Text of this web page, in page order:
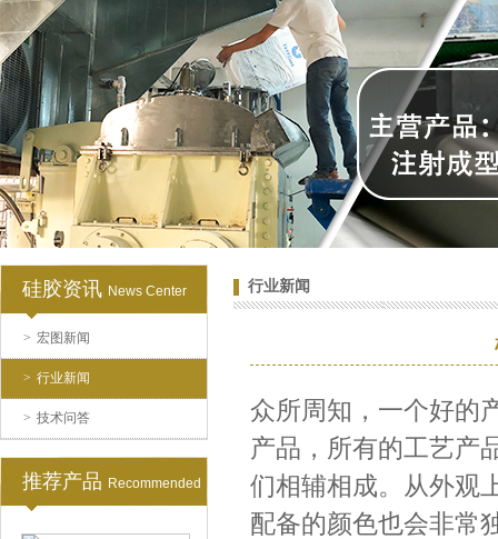
硅胶资讯 News Center
> 宏图新闻
> 行业新闻
> 技术问答
推荐产品 Recommended
水泥地暖模块模具硅胶
眼镜鼻托专用注射硅胶
行业新闻
众所周知，一个好的
产品，所有的工艺产
们相辅相成。从外观
配备的颜色也会非常